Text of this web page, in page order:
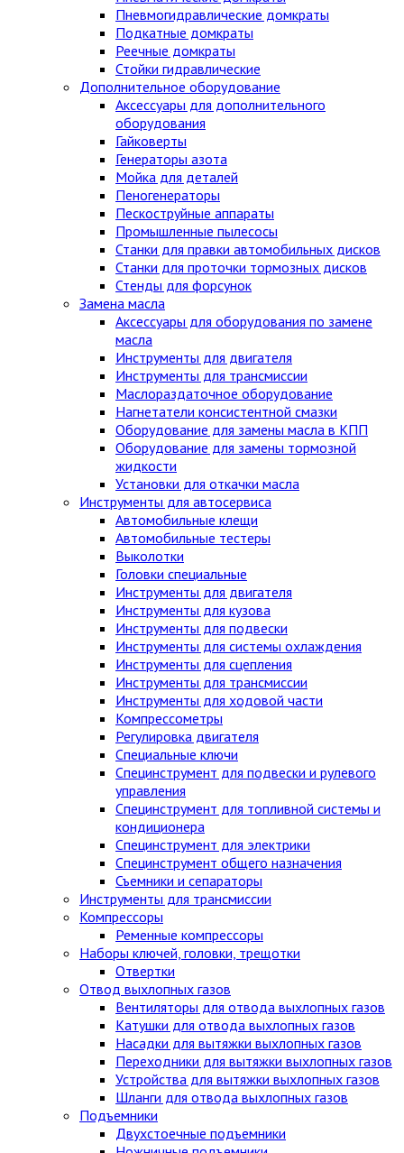
Пневмогидравлические домкраты
Подкатные домкраты
Реечные домкраты
Стойки гидравлические
Дополнительное оборудование
Аксессуары для дополнительного
оборудования
Гайковерты
Генераторы азота
Мойка для деталей
Пеногенераторы
Пескоструйные аппараты
Промышленные пылесосы
Станки для правки автомобильных дисков
Станки для проточки тормозных дисков
Стенды для форсунок
Замена масла
Аксессуары для оборудования по замене
масла
Инструменты для двигателя
Инструменты для трансмиссии
Маслораздаточное оборудование
Нагнетатели консистентной смазки
Оборудование для замены масла в КПП
Оборудование для замены тормозной
жидкости
Установки для откачки масла
Инструменты для автосервиса
Автомобильные клещи
Автомобильные тестеры
Выколотки
Головки специальные
Инструменты для двигателя
Инструменты для кузова
Инструменты для подвески
Инструменты для системы охлаждения
Инструменты для сцепления
Инструменты для трансмиссии
Инструменты для ходовой части
Компрессометры
Регулировка двигателя
Специальные ключи
Специнструмент для подвески и рулевого
управления
Специнструмент для топливной системы и
кондиционера
Специнструмент для электрики
Специнструмент общего назначения
Съемники и сепараторы
Инструменты для трансмиссии
Компрессоры
Ременные компрессоры
Наборы ключей, головки, трещотки
Отвертки
Отвод выхлопных газов
Вентиляторы для отвода выхлопных газов
Катушки для отвода выхлопных газов
Насадки для вытяжки выхлопных газов
Переходники для вытяжки выхлопных газов
Устройства для вытяжки выхлопных газов
Шланги для отвода выхлопных газов
Подъемники
Двухстоечные подъемники